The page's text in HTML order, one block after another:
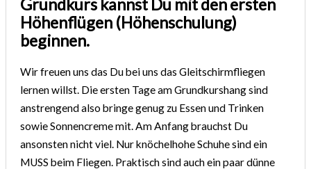
Höhenflügen (Höhenschulung)
beginnen.
Wir freuen uns das Du bei uns das Gleitschirmfliegen
lernen willst. Die ersten Tage am Grundkurshang sind
anstrengend also bringe genug zu Essen und Trinken
sowie Sonnencreme mit. Am Anfang brauchst Du
ansonsten nicht viel. Nur knöchelhohe Schuhe sind ein
MUSS beim Fliegen. Praktisch sind auch ein paar dünne